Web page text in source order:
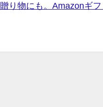
贈り物にも。Amazonギ